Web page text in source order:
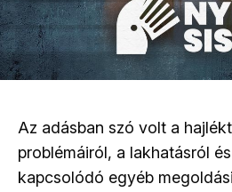
Az adásban szó volt a
problémáiról, a lakhatásról
kapcsolódó egyéb